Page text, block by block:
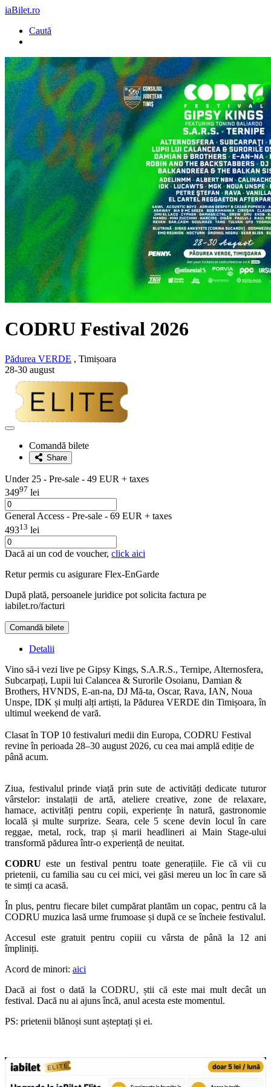
iaBilet.ro
Caută
CODRU Festival 2026
Pădurea VERDE , Timișoara
28-30 august
Adaugă
favoriteComandă bilete
Share
Under 25 - Pre-sale - 49 EUR + taxes
34997 lei
General Access - Pre-sale - 69 EUR + taxes
49313 lei
Dacă ai un cod de voucher, click aici
Retur permis cu asigurare Flex-EnGarde
După plată, persoanele juridice pot solicita factura pe
iabilet.ro/facturi
Comandă bilete
Detalii
Vino să-i vezi live pe Gipsy Kings, S.A.R.S., Ternipe, Alternosfera,
Subcarpați, Lupii lui Calancea & Surorile Osoianu, Damian &
Brothers, HVNDS, E-an-na, DJ Mă-ta, Oscar, Rava, IAN, Noua
Unspe, IDK și mulți alți artiști, la Pădurea VERDE din Timișoara, în
ultimul weekend de vară.
Clasat în TOP 10 festivaluri medii din Europa, CODRU Festival
revine în perioada 28–30 august 2026, cu cea mai amplă ediție de
până acum.
Ziua, festivalul prinde viață prin sute de activități dedicate tuturor
vârstelor: instalații de artă, ateliere creative, zone de relaxare,
hamace, activități pentru copii, experiențe în natură, gastronomie
locală și multe surprize. Seara, cele 5 scene devin locul în care
reggae, metal, rock, trap și marii headlineri ai Main Stage-ului
transformă pădurea într-o experiență de neuitat.
CODRU este un festival pentru toate generațiile. Fie că vii cu
prietenii, cu familia sau cu cei mici, vei găsi mereu un loc în care să
te simți ca acasă.
În plus, pentru fiecare bilet cumpărat plantăm un copac, pentru că la
CODRU muzica lasă urme frumoase și după ce se încheie festivalul.
Accesul este gratuit pentru copiii cu vârsta de până la 12 ani
împliniți.
Acord de minori: aici
Dacă ai fost o dată la CODRU, știi că este mai mult decât un
festival. Dacă nu ai ajuns încă, anul acesta este momentul.
PS: prietenii blănoși sunt așteptați și ei.